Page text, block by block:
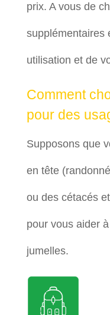
prix. A vous de
supplémentaires
utilisation et de
Comment
pour des
Supposons que
en tête
ou des cétacés
pour vous aider
jumelles.